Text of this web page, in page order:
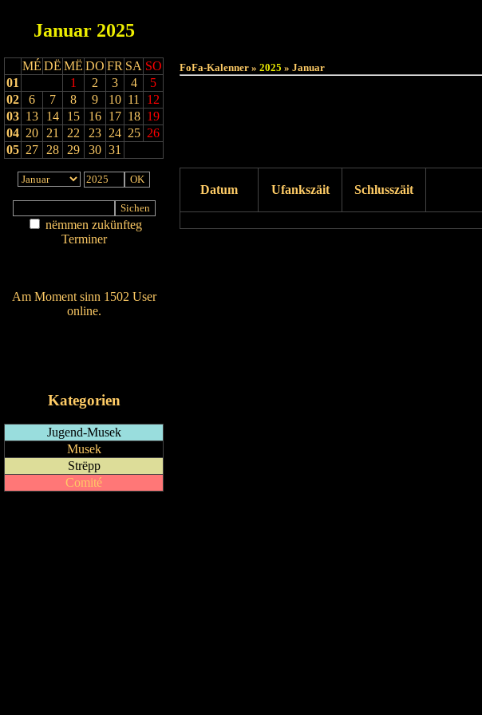
Januar 2025
MÉ DË MË DO FR SA SO
01
1 2 3 4
5
02
6 7 8 9 10 11
12
03 13 14 15 16 17 18 19
04 20 21 22 23 24 25 26
05 27 28 29 30 31
nëmmen zukünfteg
Terminer
Am Moment sinn 1502 User
online.
Kategorien
Jugend-Musek
Musek
Strëpp
Comité
FoFa-Kalenner » 2025 » Januar
Datum Ufankszäit Schlusszäit